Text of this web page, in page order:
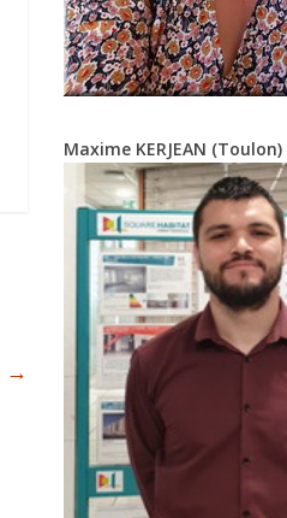
→
Maxime KERJEAN (Toulon)